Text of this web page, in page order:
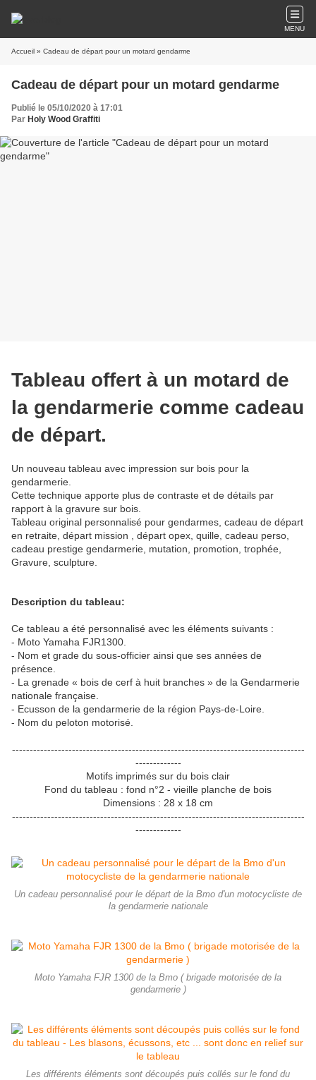
MENU
Accueil » Cadeau de départ pour un motard gendarme
Cadeau de départ pour un motard gendarme
Publié le 05/10/2020 à 17:01
Par Holy Wood Graffiti
Tableau offert à un motard de
la gendarmerie comme cadeau
de départ.
Un nouveau tableau avec impression sur bois pour la
gendarmerie.
Cette technique apporte plus de contraste et de détails par
rapport à la gravure sur bois.
Tableau original personnalisé pour gendarmes, cadeau de départ
en retraite, départ mission , départ opex, quille, cadeau perso,
cadeau prestige gendarmerie, mutation, promotion, trophée,
Gravure, sculpture.
Description du tableau:
Ce tableau a été personnalisé avec les éléments suivants :
- Moto Yamaha FJR1300.
- Nom et grade du sous-officier ainsi que ses années de
présence.
- La grenade « bois de cerf à huit branches » de la Gendarmerie
nationale française.
- Ecusson de la gendarmerie de la région Pays-de-Loire.
- Nom du peloton motorisé.
-----------------------------------------------------------------------------------
-------------
Motifs imprimés sur du bois clair
Fond du tableau : fond n°2 - vieille planche de bois
Dimensions : 28 x 18 cm
-----------------------------------------------------------------------------------
-------------
Un cadeau personnalisé pour le départ de la Bmo d'un motocycliste de
la gendarmerie nationale
Moto Yamaha FJR 1300 de la Bmo ( brigade motorisée de la
gendarmerie )
Les différents éléments sont découpés puis collés sur le fond du